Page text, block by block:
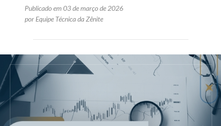
Publicado em 03 de março de 2026
por Equipe Técnica da Zênite